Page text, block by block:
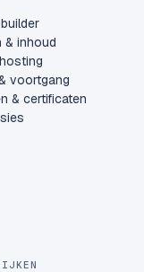
& inhoud
voortgang
& certificaten